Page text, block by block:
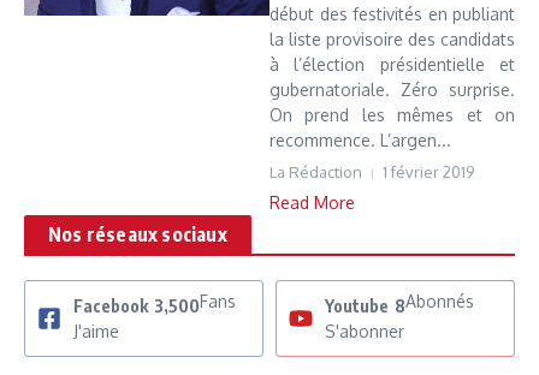
début des festivités en publiant
la liste provisoire des candidats
à l’élection présidentielle et
gubernatoriale. Zéro surprise.
On prend les mêmes et on
recommence. L’argen...
La Rédaction 1 février 2019
Read More
Nos réseaux sociaux
Facebook 3,500Fans
J'aime
Youtube 8Abonnés
S'abonner